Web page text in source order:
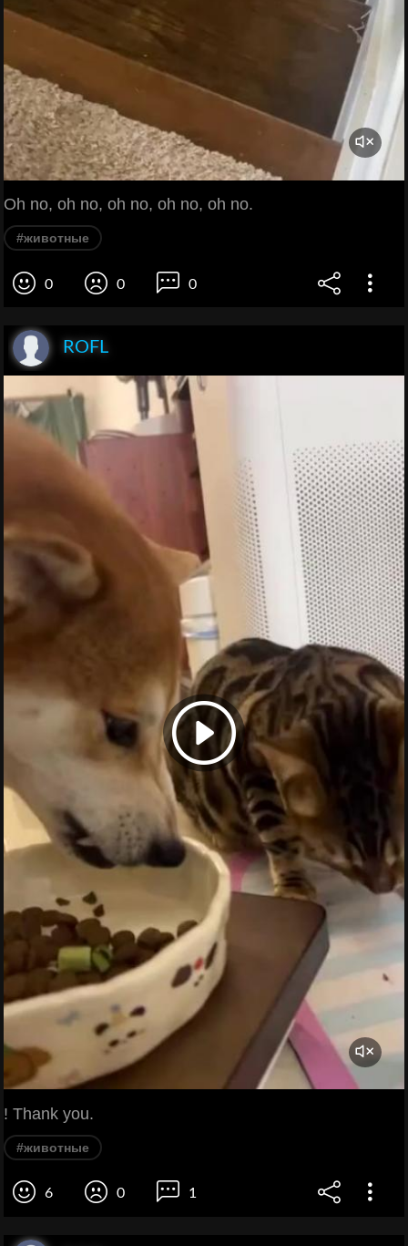
Oh no, oh no, oh no, oh no, oh no.
#животные
0 0 0
ROFL
! Thank you.
#животные
6 0 1